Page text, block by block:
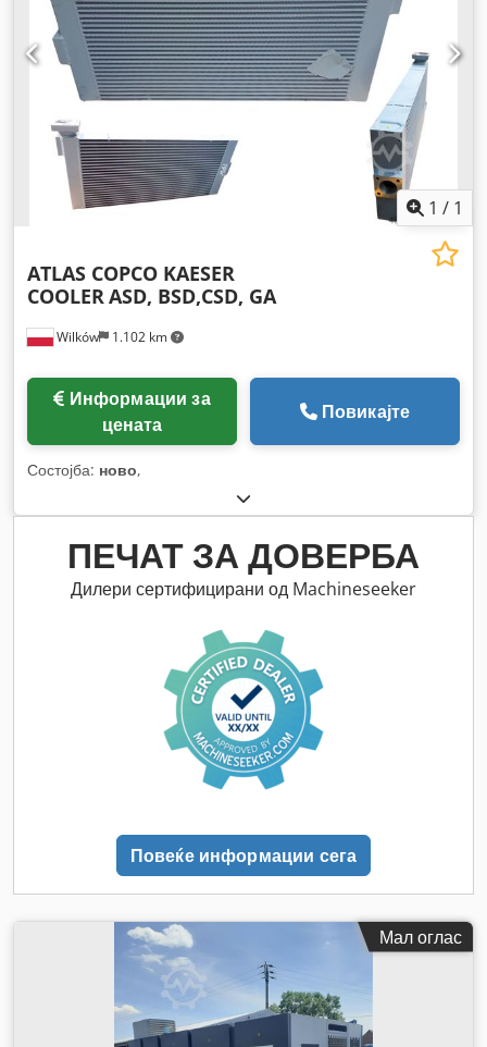
1 / 1
Wilków 1.102 km
ATLAS COPCO KAESER
COOLER ASD, BSD,CSD, GA
цената
Повикајте
Состојба: ново,
ПЕЧАТ ЗА ДОВЕРБА
Дилери сертифицирани од Machineseeker
Повеќе информации сега
Мал оглас